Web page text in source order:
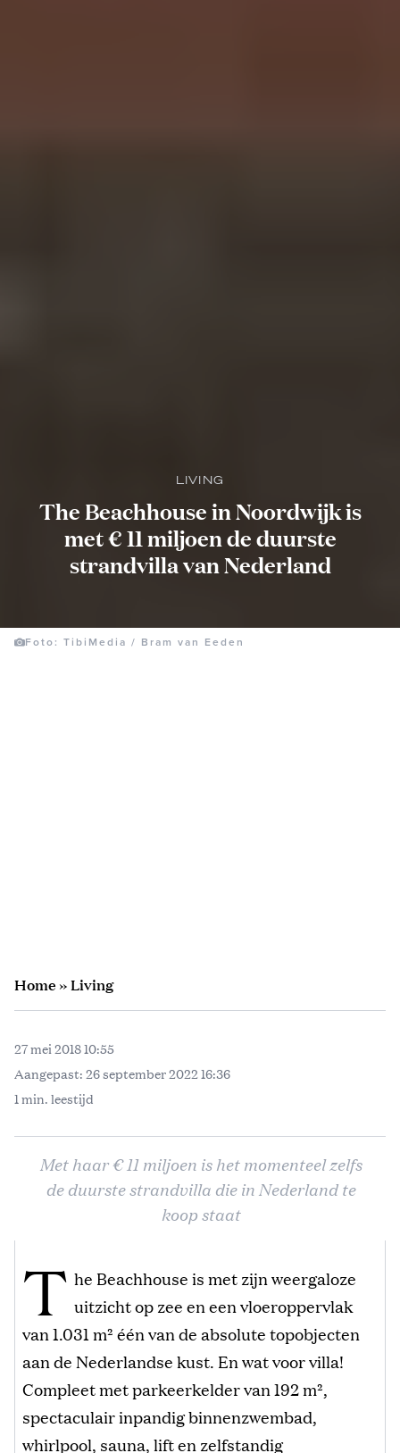
LIVING
The Beachhouse in Noordwijk is
met € 11 miljoen de duurste
strandvilla van Nederland
Foto: TibiMedia / Bram van Eeden
Home»Living
27 mei 2018 10:55
Aangepast: 26 september 2022 16:36
1 min. leestijd
Met haar € 11 miljoen is het momenteel zelfs
de duurste strandvilla die in Nederland te
koop staat
T he Beachhouse is met zijn weergaloze
uitzicht op zee en een vloeroppervlak
van 1.031 m² één van de absolute topobjecten
aan de Nederlandse kust. En wat voor villa!
Compleet met parkeerkelder van 192 m²,
spectaculair inpandig binnenzwembad,
whirlpool, sauna, lift en zelfstandig